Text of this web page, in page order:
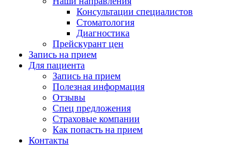
Консультации специалистов
Стоматология
Диагностика
Прейскурант цен
Запись на прием
Для пациента
Запись на прием
Полезная информация
Отзывы
Спец предложения
Страховые компании
Как попасть на прием
Контакты